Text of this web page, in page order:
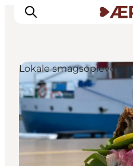
Overnatning
Spisesteder
Oplevelser
Events
Lokale smagsoplevelser